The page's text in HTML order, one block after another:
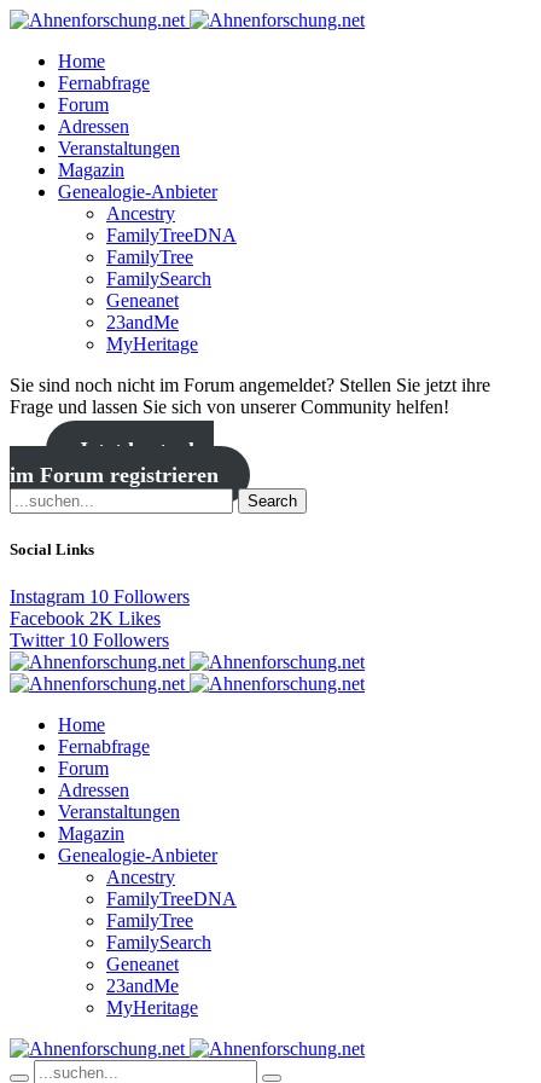
Home
Fernabfrage
Forum
Adressen
Veranstaltungen
Magazin
Genealogie-Anbieter
Ancestry
FamilyTreeDNA
FamilyTree
FamilySearch
Geneanet
23andMe
MyHeritage
Sie sind noch nicht im Forum angemeldet? Stellen Sie jetzt ihre
Frage und lassen Sie sich von unserer Community helfen!
Jetzt kostenlos
im Forum registrieren
Search
Social Links
Instagram 10 Followers
Facebook 2K Likes
Twitter 10 Followers
Home
Fernabfrage
Forum
Adressen
Veranstaltungen
Magazin
Genealogie-Anbieter
Ancestry
FamilyTreeDNA
FamilyTree
FamilySearch
Geneanet
23andMe
MyHeritage